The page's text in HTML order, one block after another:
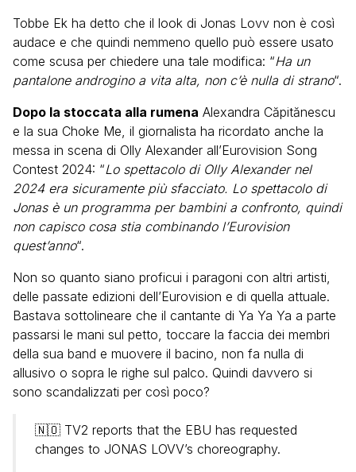
Tobbe Ek ha detto che il look di Jonas Lovv non è così
audace e che quindi nemmeno quello può essere usato
come scusa per chiedere una tale modifica: “Ha un
pantalone androgino a vita alta, non c’è nulla di strano“.
Dopo la stoccata alla rumena Alexandra Căpitănescu
e la sua Choke Me, il giornalista ha ricordato anche la
messa in scena di Olly Alexander all’Eurovision Song
Contest 2024: “Lo spettacolo di Olly Alexander nel
2024 era sicuramente più sfacciato. Lo spettacolo di
Jonas è un programma per bambini a confronto, quindi
non capisco cosa stia combinando l’Eurovision
quest’anno“.
Non so quanto siano proficui i paragoni con altri artisti,
delle passate edizioni dell’Eurovision e di quella attuale.
Bastava sottolineare che il cantante di Ya Ya Ya a parte
passarsi le mani sul petto, toccare la faccia dei membri
della sua band e muovere il bacino, non fa nulla di
allusivo o sopra le righe sul palco. Quindi davvero si
sono scandalizzati per così poco?
🇳🇴 TV2 reports that the EBU has requested
changes to JONAS LOVV’s choreography.